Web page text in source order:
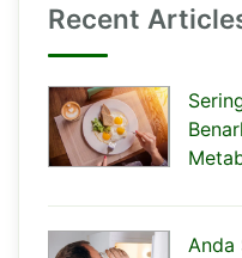
Recent
Anda